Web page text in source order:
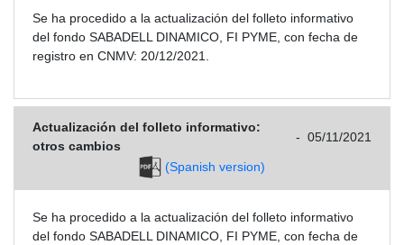
Se ha procedido a la actualización del folleto informativo
del fondo SABADELL DINAMICO, FI PYME, con fecha de
registro en CNMV: 20/12/2021.
Actualización del folleto informativo:
otros cambios
- 05/11/2021
(Spanish version)
Se ha procedido a la actualización del folleto informativo
del fondo SABADELL DINAMICO, FI PYME, con fecha de